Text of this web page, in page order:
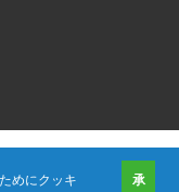
めにクッキ 承